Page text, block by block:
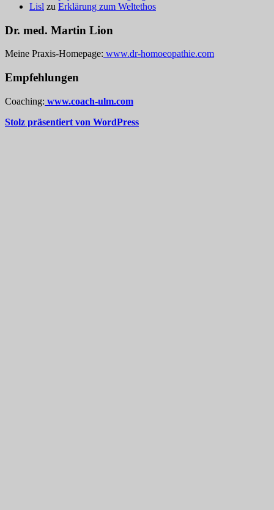
Lisl zu Erklärung zum Weltethos
Dr. med. Martin Lion
Meine Praxis-Homepage: www.dr-homoeopathie.com
Empfehlungen
Coaching: www.coach-ulm.com
Stolz präsentiert von WordPress